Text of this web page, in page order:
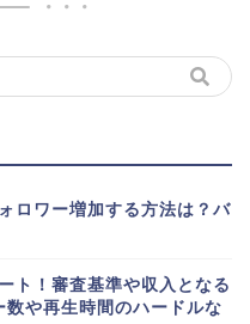
ロワー増加する方法は？バ
ト！審査基準や収入となる
や再生時間のハードルな